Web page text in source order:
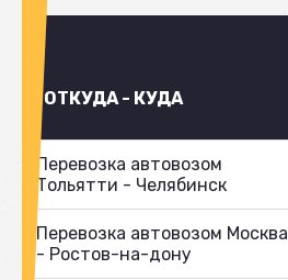
ОТКУДА - КУДА
Перевозка автовозом
Тольятти - Челябинск
Перевозка автовозом Москва
- Ростов-на-дону